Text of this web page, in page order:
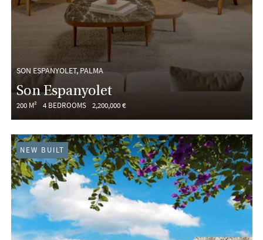
SON ESPANYOLET, PALMA
Son Espanyolet
200 M² 4 BEDROOMS 2,200,000 €
NEW BUILT